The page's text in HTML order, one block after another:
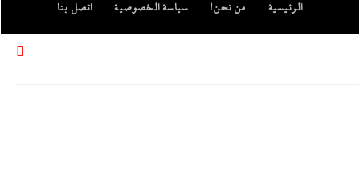
الرئيسية من نحن! سياسة الخصوصية اتصل بنا